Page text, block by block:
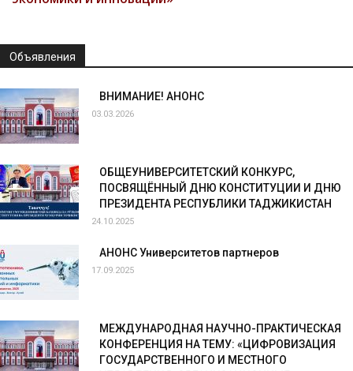
Объявления
ВНИМАНИЕ! АНОНС
03.03.2026
ОБЩЕУНИВЕРСИТЕТСКИЙ КОНКУРС,
ПОСВЯЩЁННЫЙ ДНЮ КОНСТИТУЦИИ И ДНЮ
ПРЕЗИДЕНТА РЕСПУБЛИКИ ТАДЖИКИСТАН
24.10.2025
АНОНС Университетов партнеров
17.09.2025
МЕЖДУНАРОДНАЯ НАУЧНО-ПРАКТИЧЕСКАЯ
КОНФЕРЕНЦИЯ НА ТЕМУ: «ЦИФРОВИЗАЦИЯ
ГОСУДАРСТВЕННОГО И МЕСТНОГО